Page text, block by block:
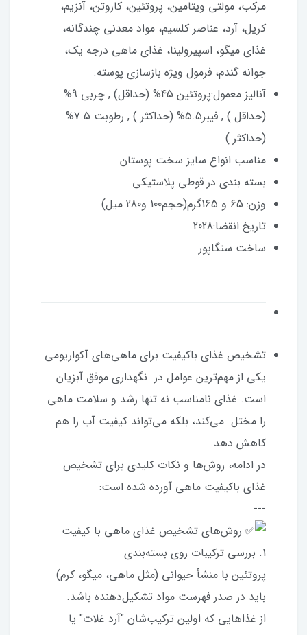
مرکب، مولتی ویتامین، پروتئین، کاروتن، آنزیم،
کریل، آرد، عناصر کلسیم، مواد معدنی چندگانه،
غذای میگو، اسپیرولینا، غذای ماهی درجه یک،
جوانه گندم، فرمول ویژه بازسازی پوسته.
آنالیز معمول:پروتئین 45% (حداقل) , چربی 9%
(حداقل ) , فیبر5.5% (حداکثر ) , رطوبت 7.5%
(حداکثر )
مناسب انواع سایز سخت پوستان
بسته بندی در قوطی پلاستیکی
وزن: 65 و 165گرم(حجم100 و280 میل)
تاریخ انقضا:2028
ساخت سنگاپور
تشخیص غذای باکیفیت برای ماهی‌های آکواریومی
یکی از مهم‌ترین عوامل در نگهداری موفق آبزیان
است. غذای نامناسب نه تنها رشد و سلامت ماهی
را مختل می‌کند، بلکه می‌تواند کیفیت آب را هم
کاهش دهد.
در ادامه، روش‌ها و نکات کلیدی برای تشخیص
غذای باکیفیت ماهی آورده شده است:
---
روش‌های تشخیص غذای ماهی با کیفیت
1. بررسی ترکیبات روی بسته‌بندی
پروتئین با منشأ حیوانی (مثل ماهی، میگو، کرم)
باید در صدر فهرست مواد تشکیل‌دهنده باشد.
از غذاهایی که اولین ترکیب‌شان "آرد غلات" یا